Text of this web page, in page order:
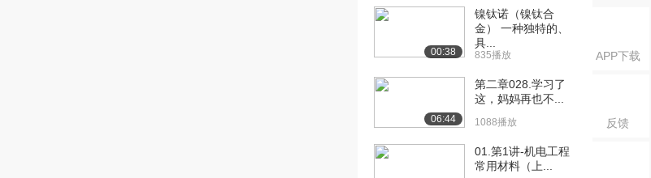
APP下载
反馈
00:38
镍钛诺（镍钛合
金） 一种独特的、
具...
835播放
06:44
第二章028.学习了
这，妈妈再也不...
1088播放
01.第1讲-机电工程
常用材料（上...